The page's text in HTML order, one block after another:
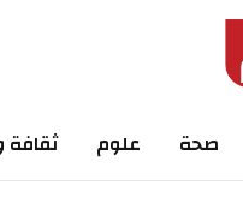
علوم ثقافة وفنون